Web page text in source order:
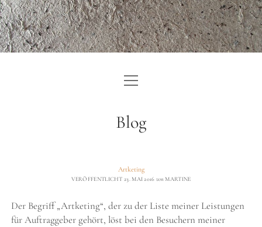
ZURÜCK ZU KUNST:TEXT
ARTIKEL
DATENSCHUTZERKLÄRUNG
Menü
öffnen
Blog
Artketing
VERÖFFENTLICHT 23. MAI 2016 von MARTINE
Der Begriff „Artketing“, der zu der Liste meiner Leistungen
für Auftraggeber gehört, löst bei den Besuchern meiner